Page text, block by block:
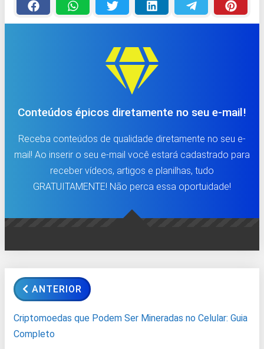
Conteúdos épicos diretamente no seu e-mail!
Receba conteúdos de qualidade diretamente no seu e-
mail! Ao inserir o seu e-mail você estará cadastrado para
receber vídeos, artigos e planilhas, tudo
GRATUITAMENTE! Não perca essa oportuidade!
ANTERIOR
Criptomoedas que Podem Ser Mineradas no Celular: Guia
Completo